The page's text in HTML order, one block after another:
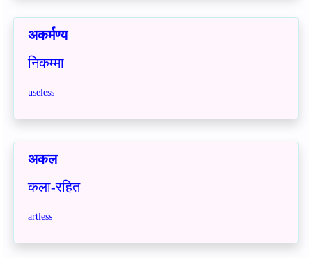
अकर्मण्य
निकम्मा
useless
अकल
कला-रहित
artless